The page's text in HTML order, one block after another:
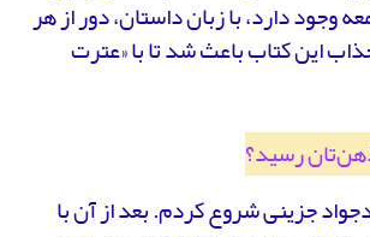
وجود دارد، با زبان داستان، دور از هر
این کتاب باعث شد تا با «عترت
رسید؟
جزینی شروع کردم. بعد از آن با